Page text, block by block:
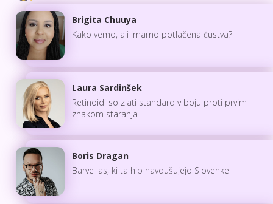
Brigita Chuuya
Kako vemo, ali imamo potlačena čustva?
Laura Sardinšek
Retinoidi so zlati standard v boju proti prvim
znakom staranja
Boris Dragan
Barve las, ki ta hip navdušujejo Slovenke